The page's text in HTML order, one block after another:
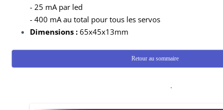
- 25 mA par led
- 400 mA au total pour tous les servos
Dimensions : 65x45x13mm
Retour au sommaire
.